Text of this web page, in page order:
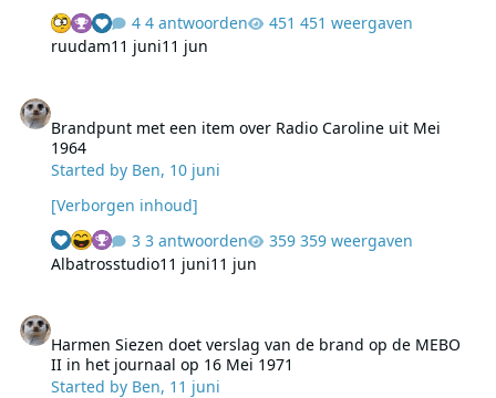
4 antwoorden
451 weergaven
ruudam11 juni11 jun
Brandpunt met een item over Radio Caroline uit Mei
1964
Started by Ben, 10 juni
[Verborgen inhoud]
3 antwoorden
359 weergaven
Albatrosstudio11 juni11 jun
Harmen Siezen doet verslag van de brand op de MEBO
II in het journaal op 16 Mei 1971
Started by Ben, 11 juni